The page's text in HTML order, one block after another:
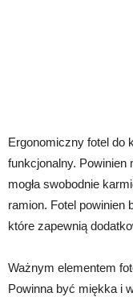
Ergonomiczny fotel do
funkcjonalny.
mogła swobodnie
ramion. Fotel powinien
które zapewnią
Ważnym elementem
Powinna być miękka i